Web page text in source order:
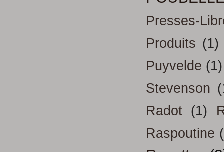
Presses-
Produits (1)
Puyvelde (1)
Stevenson
Radot (1)
Raspoutine